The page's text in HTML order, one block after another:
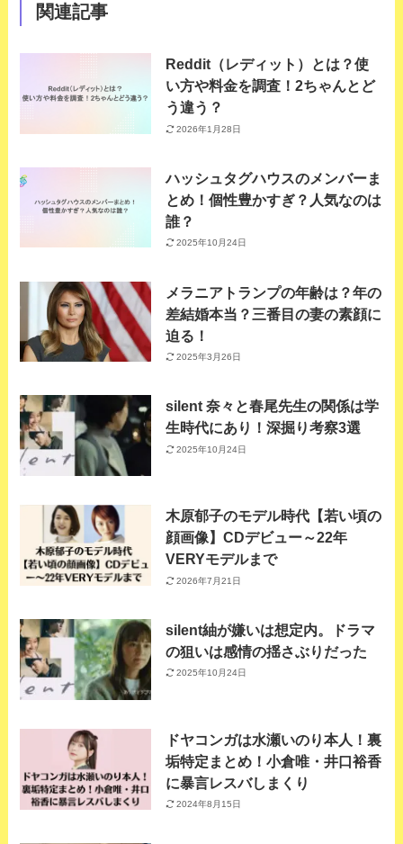
関連記事
Reddit（レディット）とは？使
い方や料金を調査！2ちゃんとど
う違う？
2026年1月28日
ハッシュタグハウスのメンバーま
とめ！個性豊かすぎ？人気なのは
誰？
2025年10月24日
メラニアトランプの年齢は？年の
差結婚本当？三番目の妻の素顔に
迫る！
2025年3月26日
silent 奈々と春尾先生の関係は学
生時代にあり！深掘り考察3選
2025年10月24日
木原郁子のモデル時代【若い頃の
顔画像】CDデビュー～22年
VERYモデルまで
2026年7月21日
silent紬が嫌いは想定内。ドラマ
の狙いは感情の揺さぶりだった
2025年10月24日
ドヤコンガは水瀬いのり本人！裏
垢特定まとめ！小倉唯・井口裕香
に暴言レスバしまくり
2024年8月15日